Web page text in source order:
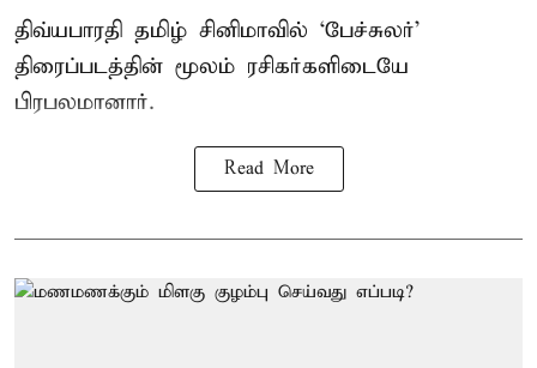
திவ்யபாரதி தமிழ் சினிமாவில் ‘பேச்சுலர்’
திரைப்படத்தின் மூலம் ரசிகர்களிடையே
பிரபலமானார்.
Read More